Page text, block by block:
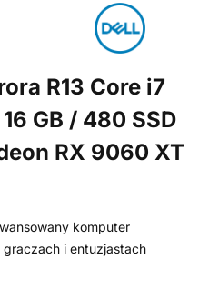
R13 Core i7
GB / 480 SSD
RX 9060 XT
komputer
i entuzjastach